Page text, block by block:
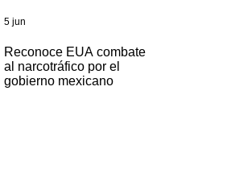
territorio
Reconoce EUA combate
al narcotráfico por el
gobierno mexicano
5 jun